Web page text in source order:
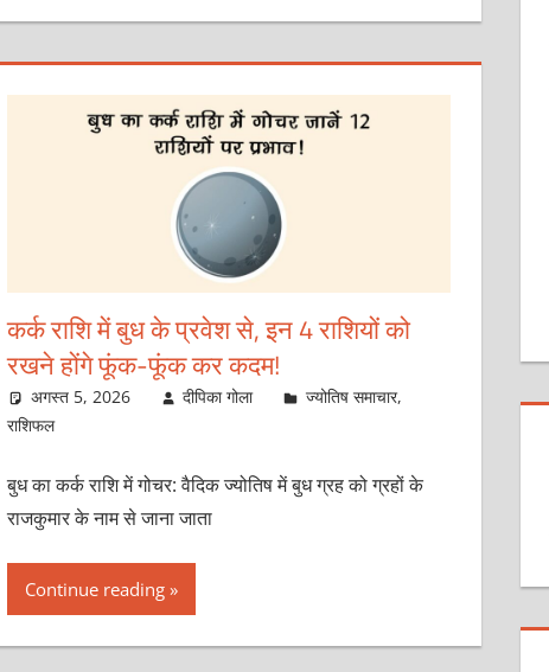
कर्क राशि में बुध के प्रवेश से, इन 4 राशियों को
रखने होंगे फूंक-फूंक कर कदम!
अगस्त 5, 2026 दीपिका गोला ज्योतिष समाचार,
राशिफल
बुध का कर्क राशि में गोचर: वैदिक ज्योतिष में बुध ग्रह को ग्रहों के
राजकुमार के नाम से जाना जाता
Continue reading